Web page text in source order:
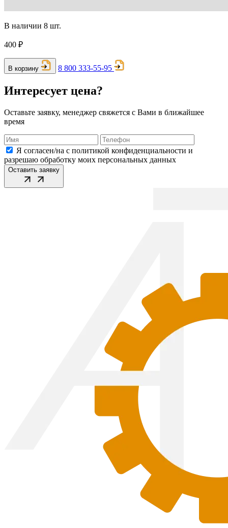
В наличии 8 шт.
400 ₽
В корзину 8 800 333-55-95
Интересует цена?
Оставьте заявку, менеджер свяжется с Вами в ближайшее
время
Я согласен/на с политикой конфиденциальности и
разрешаю обработку моих персональных данных
Оставить заявку